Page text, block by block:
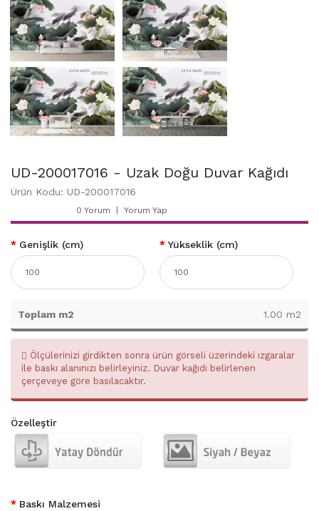
UD-200017016 - Uzak Doğu Duvar Kağıdı
Ürün Kodu: UD-200017016
0 Yorum Yorum Yap
Genişlik (cm) Yükseklik (cm)
Toplam m2 1.00 m2
Ölçülerinizi girdikten sonra ürün görseli üzerindeki ızgaralar
ile baskı alanınızı belirleyiniz. Duvar kağıdı belirlenen
çerçeveye göre basılacaktır.
Özelleştir
Baskı Malzemesi